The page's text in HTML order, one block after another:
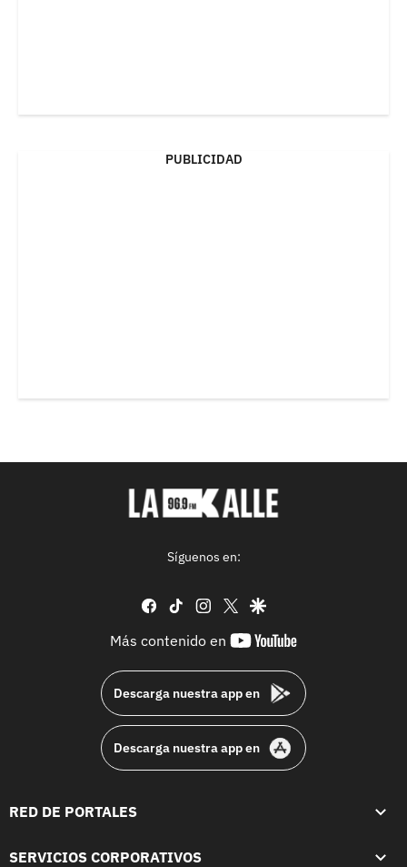
PUBLICIDAD
Síguenos en:
facebook
tiktok instagram
twittergoogle
Más contenido en
youtube-
Descarga nuestra app en
Descarga nuestra app en
RED DE PORTALES
SERVICIOS CORPORATIVOS